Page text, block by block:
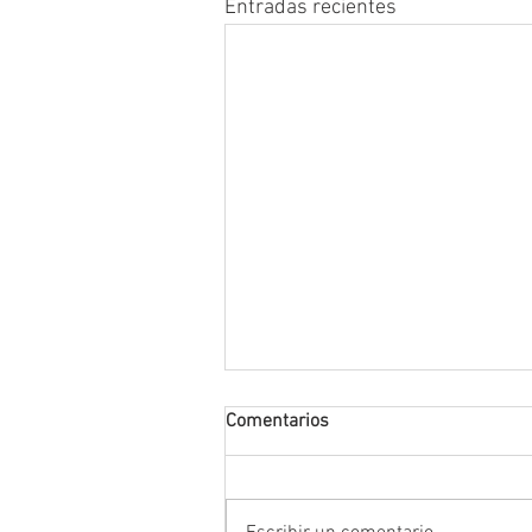
Entradas recientes
Comentarios